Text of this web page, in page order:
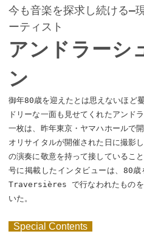
今も音楽を探求し続ける—
ーティスト
アンドラーシ
ン
御年80歳を迎えたとは思えないほど
ドリーな一面も見せてくれたアンド
一枚は、昨年東京・ヤマハホールで
オリサイタルが開催された日に撮影
の演奏に敬意を持って接しているこ
号に掲載したインタビューは、80
Traversières で行なわれたものを
いた。
Special Contents